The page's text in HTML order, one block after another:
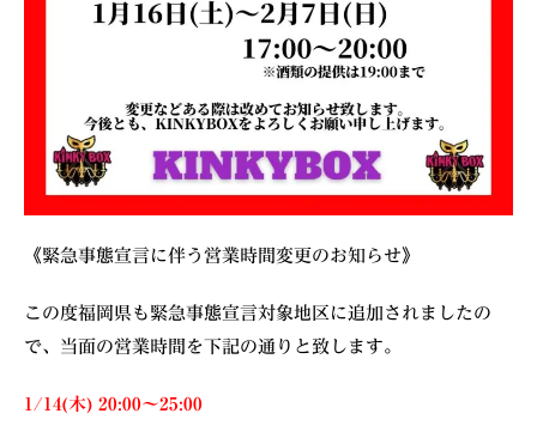
《緊急事態宣言に伴う営業時間変更のお知らせ》
この度福岡県も緊急事態宣言対象地区に追加されましたの
で、当面の営業時間を下記の通りと致します。
1/14(木) 20:00〜25:00